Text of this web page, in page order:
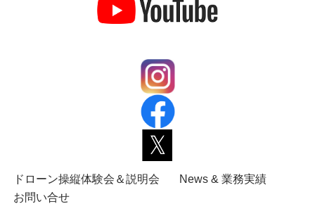
ドローン操縦体験会＆説明会
News & 業務実績
お問い合せ